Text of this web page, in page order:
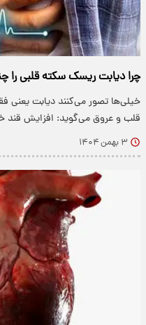
چرا دیابت ریسک سکته قلبی را
خیلی‌ها تصور می‌کنند دیابت یعنی
قلب و عروق می‌گوید: افزایش قند
۳ بهمن ۱۴۰۴